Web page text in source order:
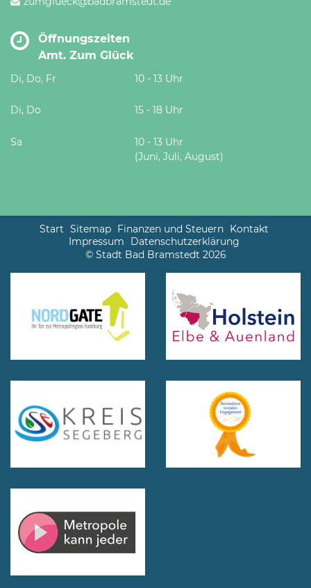
Öffnungszeiten
Amt. Zum Glück
Di, Do, Fr 10 - 13 Uhr
Di, Do 15 - 18 Uhr
Sa
10 - 13 Uhr
(Juni, Juli, August)
Start Sitemap Finanzen und Steuern
Kontakt
Impressum
Datenschutzerklärung
© Stadt Bad Bramstedt 2026